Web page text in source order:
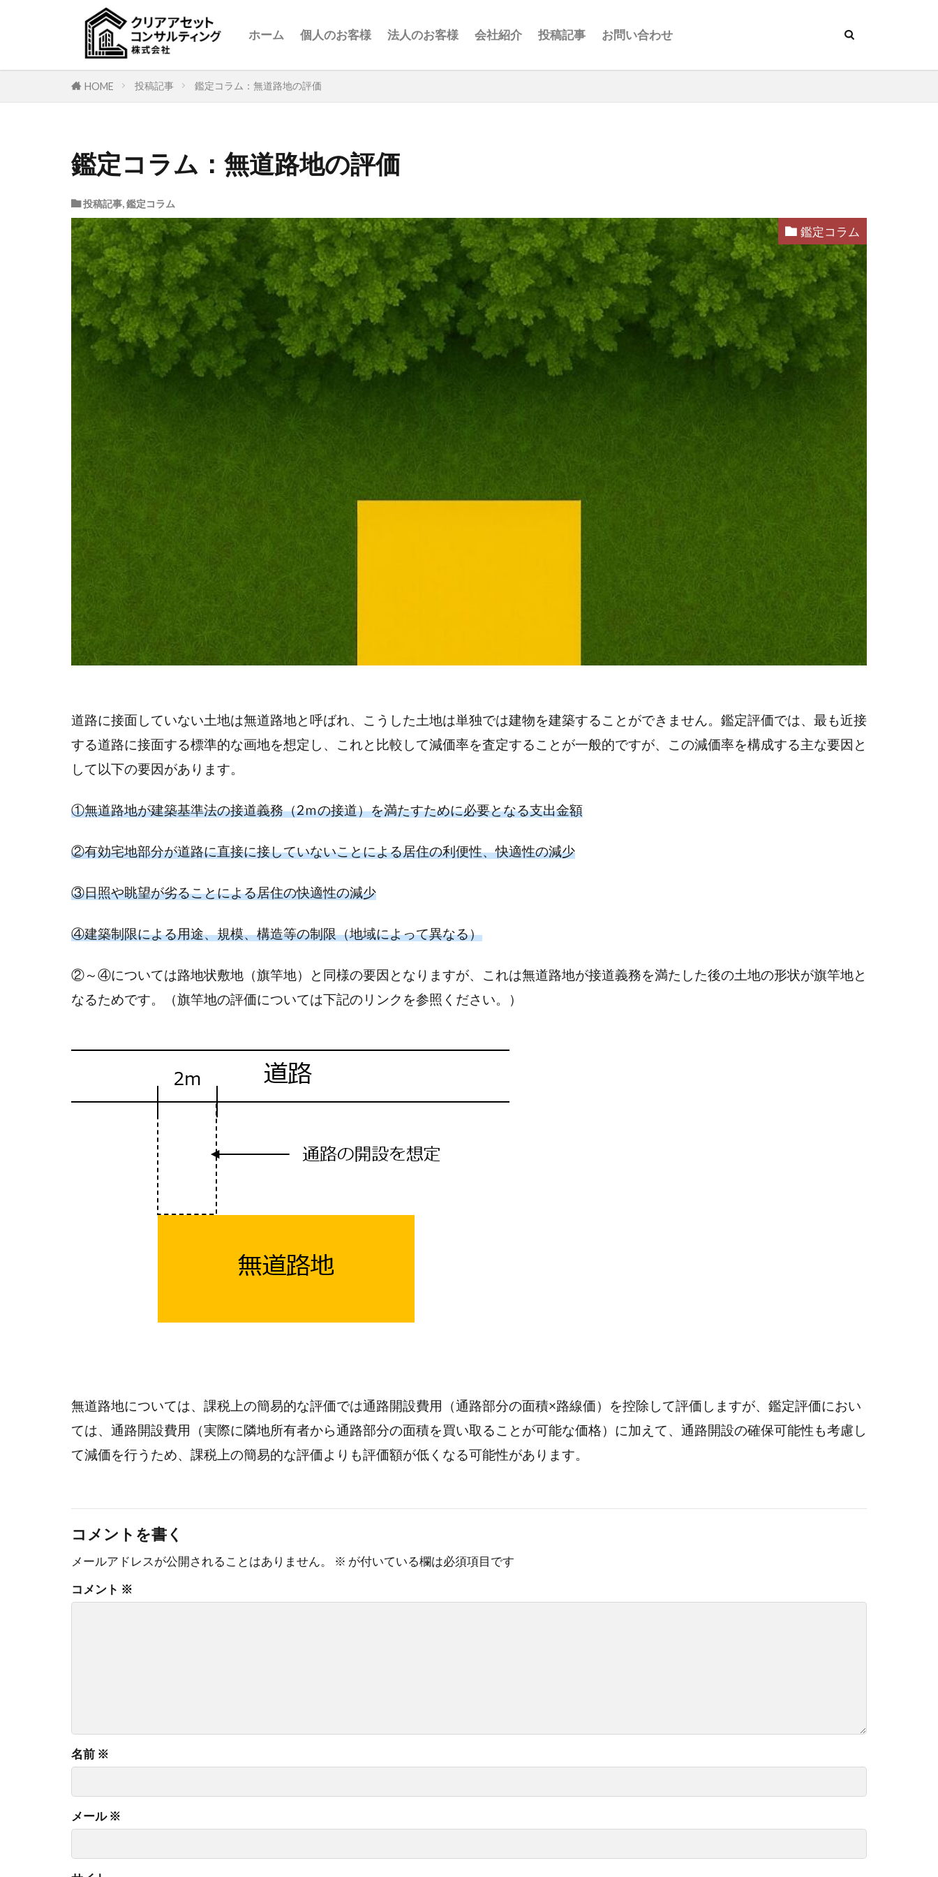
ホーム 個人のお客様 法人のお客様 会社紹介 投稿記事 お問い合わせ
HOME 投稿記事 鑑定コラム：無道路地の評価
鑑定コラム：無道路地の評価
投稿記事,鑑定コラム
鑑定コラム
道路に接面していない土地は無道路地と呼ばれ、こうした土地は単独では建物を建築することができません。鑑定評価では、最も近接
する道路に接面する標準的な画地を想定し、これと比較して減価率を査定することが一般的ですが、この減価率を構成する主な要因と
して以下の要因があります。
①無道路地が建築基準法の接道義務（2ｍの接道）を満たすために必要となる支出金額
②有効宅地部分が道路に直接に接していないことによる居住の利便性、快適性の減少
③日照や眺望が劣ることによる居住の快適性の減少
④建築制限による用途、規模、構造等の制限（地域によって異なる）
②～④については路地状敷地（旗竿地）と同様の要因となりますが、これは無道路地が接道義務を満たした後の土地の形状が旗竿地と
なるためです。（旗竿地の評価については下記のリンクを参照ください。）
無道路地については、課税上の簡易的な評価では通路開設費用（通路部分の面積×路線価）を控除して評価しますが、鑑定評価におい
ては、通路開設費用（実際に隣地所有者から通路部分の面積を買い取ることが可能な価格）に加えて、通路開設の確保可能性も考慮し
て減価を行うため、課税上の簡易的な評価よりも評価額が低くなる可能性があります。
コメントを書く
メールアドレスが公開されることはありません。 ※ が付いている欄は必須項目です
コメント ※
名前 ※
メール※
検索